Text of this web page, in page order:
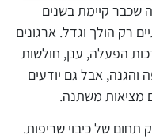
שכבר קיימת בשנים
רק הולך וגדל. ארגונים
הפעלה, ענן, חולשות
והגנה, אבל גם יודעים
מציאות משתנה.
תחום של כיבוי שריפות.